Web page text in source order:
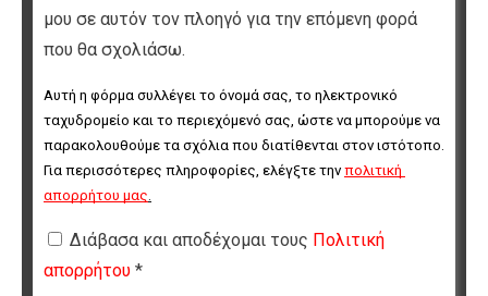
μου σε αυτόν τον πλοηγό για την επόμενη φορά
που θα σχολιάσω.
Αυτή η φόρμα συλλέγει το όνομά σας, το ηλεκτρονικό
ταχυδρομείο και το περιεχόμενό σας, ώστε να μπορούμε να
παρακολουθούμε τα σχόλια που διατίθενται στον ιστότοπο.
Για περισσότερες πληροφορίες, ελέγξτε την πολιτική
απορρήτου μας
Διάβασα και αποδέχομαι τους Πολιτική
απορρήτου *